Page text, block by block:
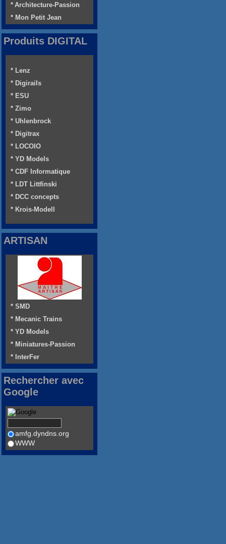
* Architecture-Passion
* Mon Petit Jean
Produits DIGITAL
* Lenz
* Digirails
* ESU
* Zimo
* Uhlenbrock
* Digitrax
* LOCOIO
* YD Models
* CDF Informatique
* LDT Littfinski
* DCC concepts
* Krois-Modell
ARTISAN
* SMD
* Mecanic Trains
* YD Models
* Miniatures-Passion
* InterFer
Rechercher avec
Google
amfg.dyndns.org
WWW